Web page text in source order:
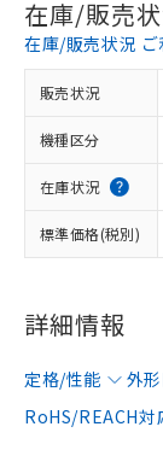
在庫/販売
在庫/販売状況 ご
販売状況
機種区分
在庫状況
標準価格(税別)
詳細情報
定格/性能 外
RoHS/REACH対